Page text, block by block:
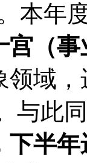
本
宫（事
领域
与此
下半